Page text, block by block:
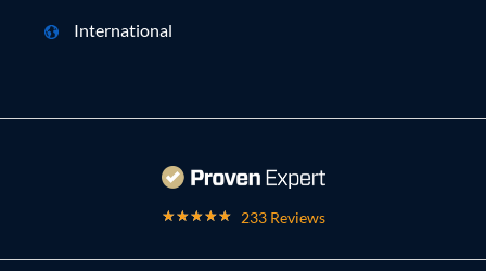
International
233 Reviews